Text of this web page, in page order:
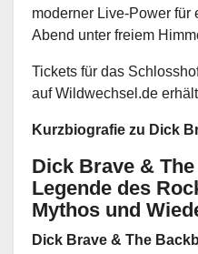
moderner Live-Power für
Abend unter freiem
Tickets für das
auf Wildwechsel.de
Kurzbiografie zu Dick
Dick Brave &
Legende des
Mythos und
Dick Brave & The